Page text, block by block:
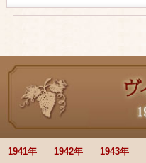
1941年 1942年 1943年